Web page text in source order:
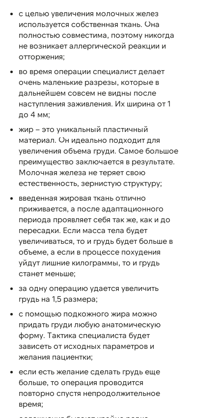
с целью увеличения молочных желез
используется собственная ткань. Она
полностью совместима, поэтому никогда
не возникает аллергической реакции и
отторжения;
во время операции специалист делает
очень маленькие разрезы, которые в
дальнейшем совсем не видны после
наступления заживления. Их ширина от 1
до 4 мм;
жир – это уникальный пластичный
материал. Он идеально подходит для
увеличения объема груди. Самое большое
преимущество заключается в результате.
Молочная железа не теряет свою
естественность, зернистую структуру;
введенная жировая ткань отлично
приживается, а после адаптационного
периода проявляет себя так же, как и до
пересадки. Если масса тела будет
увеличиваться, то и грудь будет больше в
объеме, а если в процессе похудения
уйдут лишние килограммы, то и грудь
станет меньше;
за одну операцию удается увеличить
грудь на 1,5 размера;
с помощью подкожного жира можно
придать груди любую анатомическую
форму. Тактика специалиста будет
зависеть от исходных параметров и
желания пациентки;
если есть желание сделать грудь еще
больше, то операция проводится
повторно спустя непродолжительное
время;